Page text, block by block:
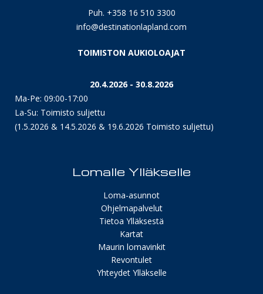
Puh. +358 16 510 3300
info@destinationlapland.com
TOIMISTON AUKIOLOAJAT
20.4.2026 - 30.8.2026
Ma-Pe: 09:00-17:00
La-Su: Toimisto suljettu
(1.5.2026 & 14.5.2026 & 19.6.2026 Toimisto suljettu)
Lomalle Ylläkselle
Loma-asunnot
Ohjelmapalvelut
Tietoa Ylläksestä
Kartat
Maurin lomavinkit
Revontulet
Yhteydet Ylläkselle